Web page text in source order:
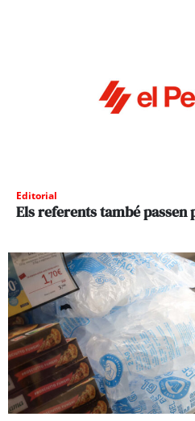
Editorial
Els referents també passen